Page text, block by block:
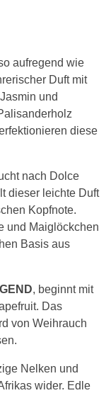
aufregend wie
Duft mit
und
diese
nach Dolce
dieser leichte Duft
Kopfnote.
und Maiglöckchen
Basis aus
, beginnt mit
Das
von Weihrauch
Nelken und
wider. Edle